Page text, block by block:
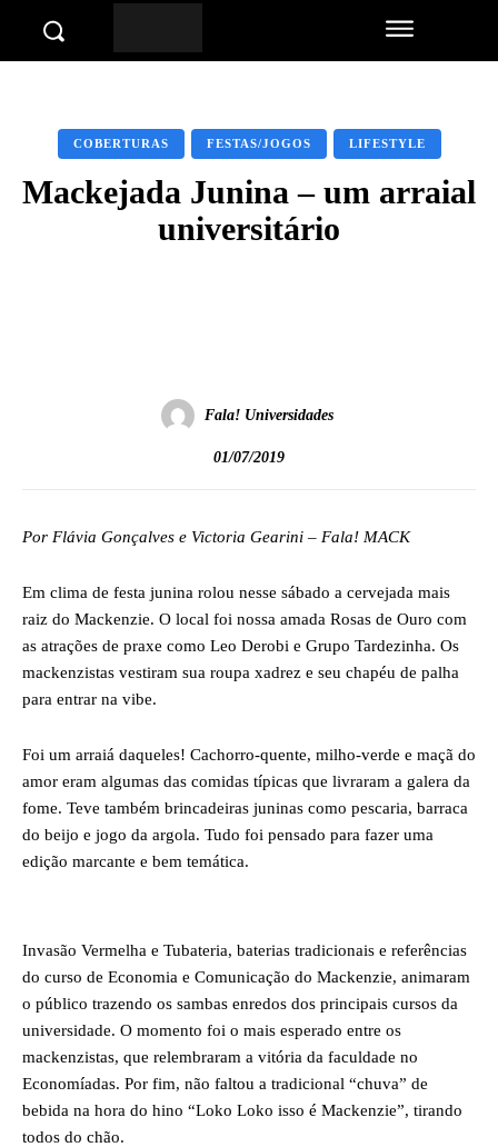
COBERTURAS FESTAS/JOGOS LIFESTYLE
Mackejada Junina – um arraial
universitário
Fala! Universidades
01/07/2019
Por Flávia Gonçalves e Victoria Gearini – Fala! MACK
Em clima de festa junina rolou nesse sábado a cervejada mais
raiz do Mackenzie. O local foi nossa amada Rosas de Ouro com
as atrações de praxe como Leo Derobi e Grupo Tardezinha. Os
mackenzistas vestiram sua roupa xadrez e seu chapéu de palha
para entrar na vibe.
Foi um arraiá daqueles! Cachorro-quente, milho-verde e maçã do
amor eram algumas das comidas típicas que livraram a galera da
fome. Teve também brincadeiras juninas como pescaria, barraca
do beijo e jogo da argola. Tudo foi pensado para fazer uma
edição marcante e bem temática.
Invasão Vermelha e Tubateria, baterias tradicionais e referências
do curso de Economia e Comunicação do Mackenzie, animaram
o público trazendo os sambas enredos dos principais cursos da
universidade. O momento foi o mais esperado entre os
mackenzistas, que relembraram a vitória da faculdade no
Economíadas. Por fim, não faltou a tradicional “chuva” de
bebida na hora do hino “Loko Loko isso é Mackenzie”, tirando
todos do chão.